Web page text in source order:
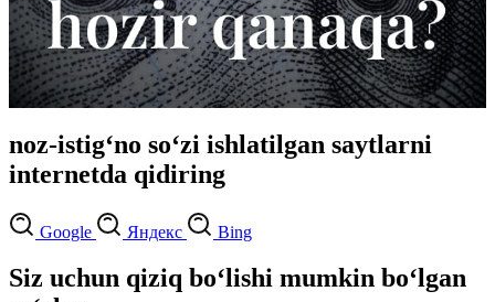
noz-istig‘no so‘zi ishlatilgan saytlarni
internetda qidiring
Google Яндекс Bing
Siz uchun qiziq bo‘lishi mumkin bo‘lgan